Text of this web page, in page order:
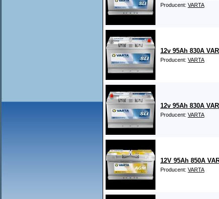
Producent: VARTA
12v 95Ah 830A
Producent: VARTA
12v 95Ah 830A
Producent: VARTA
12V 95Ah 850A
Producent: VARTA